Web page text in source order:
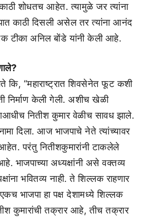
शोधतच आहेत. त्यामुळे जर त्यांना
काठी दिसली असेल तर त्यांना आनंद
टीका अनिल बोंडे यांनी केली आहे.
कि, “महाराष्ट्रात शिवसेनेत फूट कशी
निर्माण केली गेली. अशीच खेळी
नितीश कुमार वेळीच सावध झाले.
दिला. आज भाजपाचे नेते त्यांच्यावर
परंतु नितीशकुमारांनी टाकलेले
भाजपाच्या अध्यक्षांनी असे वक्तव्य
भवितव्य नाही. ते शिल्लक राहणार
भाजपा हा पक्ष देशामध्ये शिल्लक
कुमारांची तक्रार आहे, तीच तक्रार